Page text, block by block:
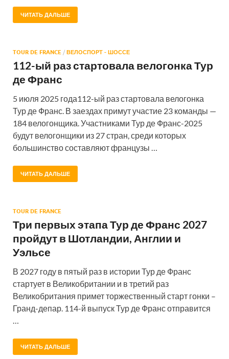
ЧИТАТЬ ДАЛЬШЕ
TOUR DE FRANCE / ВЕЛОСПОРТ - ШОССЕ
112-ый раз стартовала велогонка Тур
де Франс
5 июля 2025 года112-ый раз стартовала велогонка
Тур де Франс. В заездах примут участие 23 команды —
184 велогонщика. Участниками Тур де Франс-2025
будут велогонщики из 27 стран, среди которых
большинство составляют французы …
ЧИТАТЬ ДАЛЬШЕ
TOUR DE FRANCE
Три первых этапа Тур де Франс 2027
пройдут в Шотландии, Англии и
Уэльсе
В 2027 году в пятый раз в истории Тур де Франс
стартует в Великобритании и в третий раз
Великобритания примет торжественный старт гонки –
Гранд-депар. 114-й выпуск Тур де Франс отправится
…
ЧИТАТЬ ДАЛЬШЕ